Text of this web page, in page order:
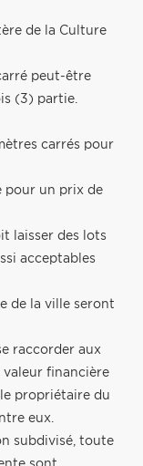
de la Culture
peut-être
(3) partie.
carrés pour
pour un prix de
laisser des lots
acceptables
de la ville seront
raccorder aux
valeur financière
propriétaire du
eux.
subdivisé, toute